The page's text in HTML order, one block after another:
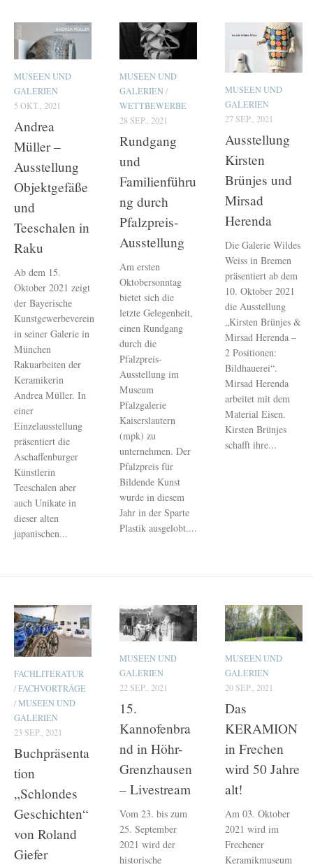
MUSEEN UND
GALERIEN
5 OKT., 2021
Andrea
Müller –
Ausstellung
Objektgefäße
und
Teeschalen in
Raku
Ab dem 15.
Oktober 2021 zeigt
der Bayerische
Kunstgewerbeverein
in seiner Galerie in
München
Rakuarbeiten der
Keramikerin
Andrea Müller. In
einer
Einzelausstellung
präsentiert die
Aschaffenburger
Künstlerin
Teeschalen aber
auch Unikate in
dieser alten
japanischen...
MUSEEN UND
GALERIEN/
WETTBEWERBE
28 SEP., 2021
Rundgang
und
Familienführu
ng durch
Pfalzpreis-
Ausstellung
Am ersten
Oktobersonntag
bietet sich die
letzte Gelegenheit,
einen Rundgang
durch die
Pfalzpreis-
Ausstellung im
Museum
Pfalzgalerie
Kaiserslautern
(mpk) zu
unternehmen. Der
Pfalzpreis für
Bildende Kunst
wurde in diesem
Jahr in der Sparte
Plastik ausgelobt....
MUSEEN UND
GALERIEN
27 SEP., 2021
Ausstellung
Kirsten
Brünjes und
Mirsad
Herenda
Die Galerie Wildes
Weiss in Bremen
präsentiert ab dem
10. Oktober 2021
die Ausstellung
„Kirsten Brünjes &
Mirsad Herenda –
2 Positionen:
Bildhauerei“.
Mirsad Herenda
arbeitet mit dem
Material Eisen.
Kirsten Brünjes
schafft ihre...
FACHLITERATUR
/FACHVORTRÄGE
/MUSEEN UND
GALERIEN
23 SEP., 2021
Buchpräsenta
tion
„Schlondes
Geschichten“
von Roland
Giefer
MUSEEN UND
GALERIEN
22 SEP., 2021
15.
Kannofenbra
nd in Höhr-
Grenzhausen
– Livestream
Vom 23. bis zum
25. September
2021 wird der
historische
MUSEEN UND
GALERIEN
20 SEP., 2021
Das
KERAMION
in Frechen
wird 50 Jahre
alt!
Am 03. Oktober
2021 wird im
Frechener
Keramikmuseum